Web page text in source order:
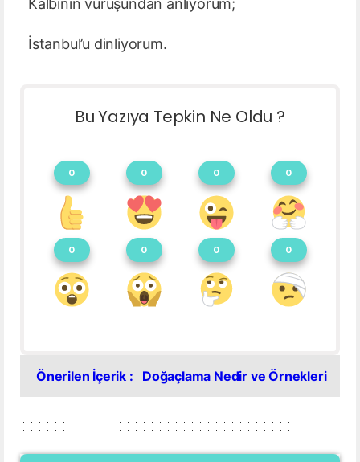
Kalbinin vuruşundan anlıyorum;
İstanbul’u dinliyorum.
Bu Yazıya Tepkin Ne Oldu ?
0 0 0 0
0 0 0 0
Önerilen İçerik : Doğaçlama Nedir ve Örnekleri